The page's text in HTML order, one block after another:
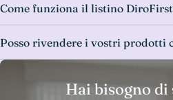
Hai bisogno di
Come funziona il listino
Posso rivendere i vostri prodotti